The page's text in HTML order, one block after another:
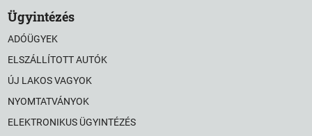
Ügyintézés
ADÓÜGYEK
ELSZÁLLÍTOTT AUTÓK
ÚJ LAKOS VAGYOK
NYOMTATVÁNYOK
ELEKTRONIKUS ÜGYINTÉZÉS